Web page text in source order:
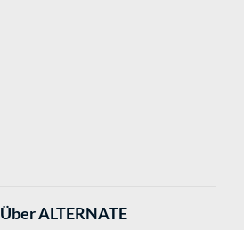
Über ALTERNATE